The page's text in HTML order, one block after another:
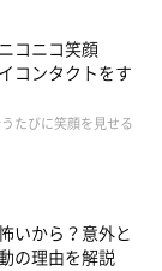
コニコ笑顔
コンタクトをす
たびに笑顔を見せる
いから？意外と
の理由を解説